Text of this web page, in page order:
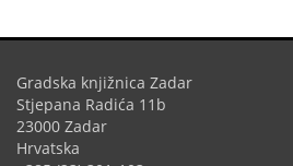
Gradska knjižnica Zadar
Stjepana Radića 11b
23000 Zadar
Hrvatska